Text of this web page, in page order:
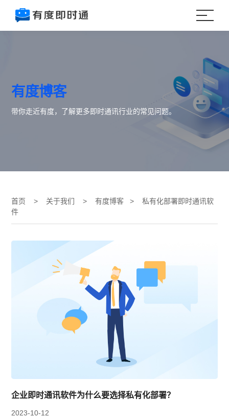
有度博客
带你走近有度，了解更多即时通讯行业的常见问题。
首页 > 关于我们 >有度博客 > 私有化部署即时通讯软
件
企业即时通讯软件为什么要选择私有化部署？
2023-10-12